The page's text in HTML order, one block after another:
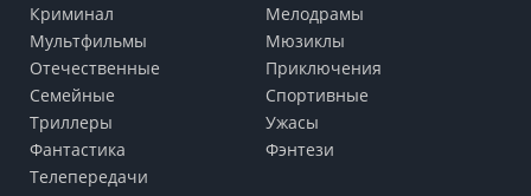
Криминал
Мелодрамы
Мультфильмы
Мюзиклы
Отечественные
Приключения
Семейные
Cпортивные
Триллеры
Ужасы
Фантастика
Фэнтези
Телепередачи